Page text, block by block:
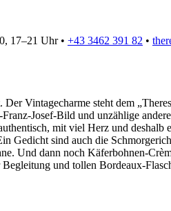
17–21 Uhr• +43 3462 391 82 •
Vintagecharme steht dem
Josef-Bild und unzählige
mit viel Herz und
Gedicht sind auch die
Und dann noch Käferbohnen-
und tollen Bordeaux-